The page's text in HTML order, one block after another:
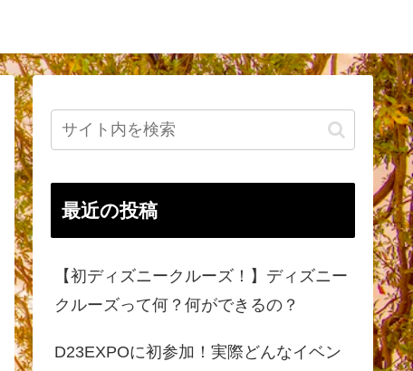
最近の投稿
【初ディズニークルーズ！】ディズニー
クルーズって何？何ができるの？
D23EXPOに初参加！実際どんなイベン